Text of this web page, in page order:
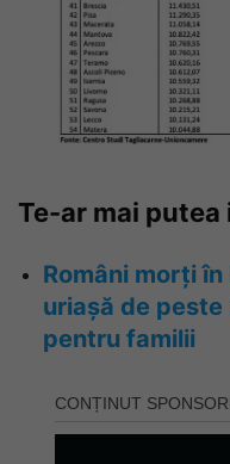
Te-ar mai putea
Români morți
uriașă de peste
pentru familii